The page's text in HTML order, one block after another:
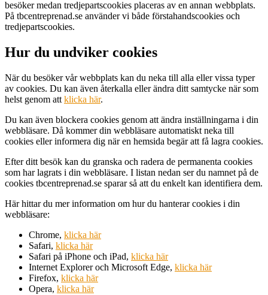
besöker medan tredjepartscookies placeras av en annan webbplats.
På tbcentreprenad.se använder vi både förstahandscookies och
tredjepartscookies.
Hur du undviker cookies
När du besöker vår webbplats kan du neka till alla eller vissa typer
av cookies. Du kan även återkalla eller ändra ditt samtycke när som
helst genom att klicka här.
Du kan även blockera cookies genom att ändra inställningarna i din
webbläsare. Då kommer din webbläsare automatiskt neka till
cookies eller informera dig när en hemsida begär att få lagra cookies.
Efter ditt besök kan du granska och radera de permanenta cookies
som har lagrats i din webbläsare. I listan nedan ser du namnet på de
cookies tbcentreprenad.se sparar så att du enkelt kan identifiera dem.
Här hittar du mer information om hur du hanterar cookies i din
webbläsare:
Chrome, klicka här
Safari, klicka här
Safari på iPhone och iPad, klicka här
Internet Explorer och Microsoft Edge, klicka här
Firefox, klicka här
Opera, klicka här